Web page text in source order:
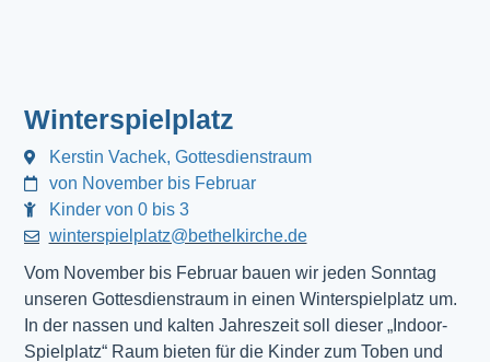
Winterspielplatz
Kerstin Vachek, Gottesdienstraum
von November bis Februar
Kinder von 0 bis 3
winterspielplatz@bethelkirche.de
Vom November bis Februar bauen wir jeden Sonntag
unseren Gottesdienstraum in einen Winterspielplatz um.
In der nassen und kalten Jahreszeit soll dieser „Indoor-
Spielplatz“ Raum bieten für die Kinder zum Toben und